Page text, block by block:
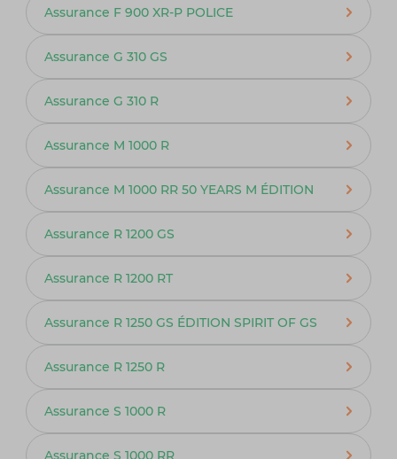
Assurance F 900 XR-P POLICE
Assurance G 310 GS
Assurance G 310 R
Assurance M 1000 R
Assurance M 1000 RR 50 YEARS M ÉDITION
Assurance R 1200 GS
Assurance R 1200 RT
Assurance R 1250 GS ÉDITION SPIRIT OF GS
Assurance R 1250 R
Assurance S 1000 R
Assurance S 1000 RR